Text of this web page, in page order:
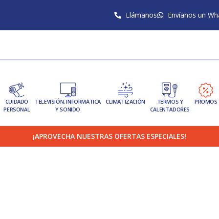
Llámanos Envíanos un
CUIDADO
PERSONAL
TELEVISIÓN, INFORMÁTICA
Y SONIDO
CLIMATIZACIÓN
TERMOS Y
CALENTADORES
PROMOS
¡APROVECHA NUESTRAS OFERTAS ESPECIALES!